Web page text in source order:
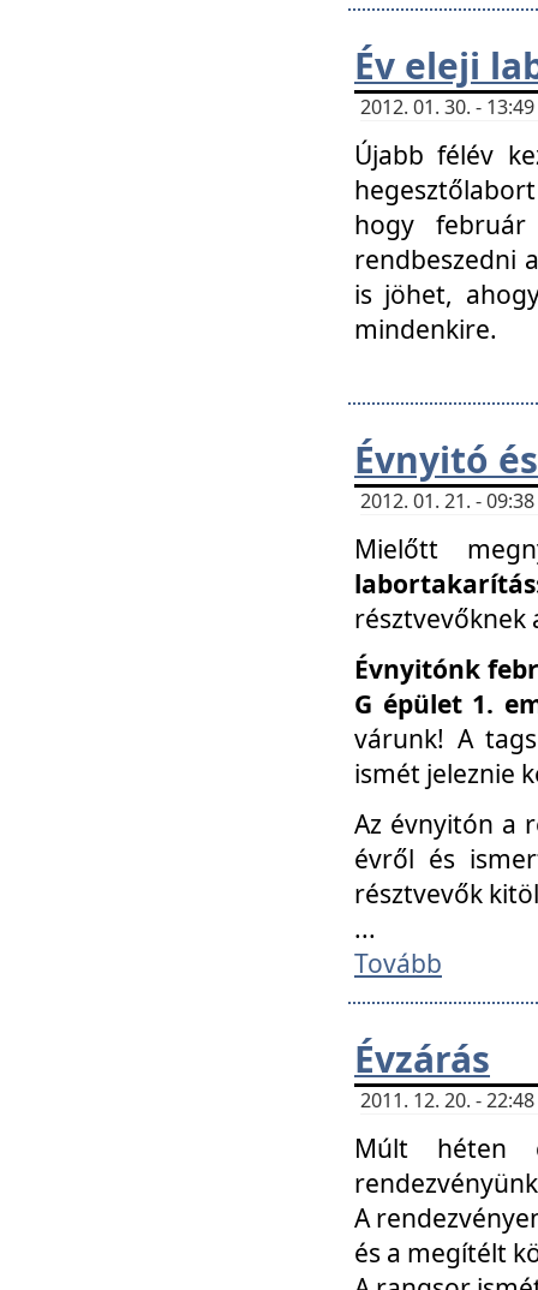
Év eleji
2012. 01. 30. -
Újabb félév
hogy
rendbeszedni
is jöhet,
mindenkire.
Évnyitó
2012. 01. 21. -
Mielőtt
labortakarítás
résztvevőknek
Évnyitónk
G épület 1.
várunk! A
ismét jeleznie
Az évnyitón a
évről és
résztvevők
...
Tovább
Évzárás
2011. 12. 20. -
Múlt héten
A
és a megítélt